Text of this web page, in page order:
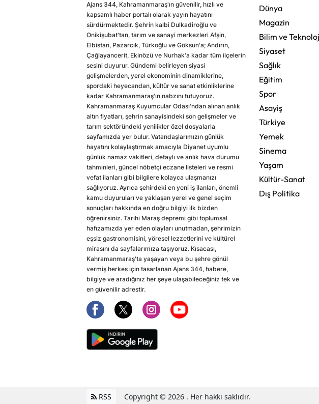
Ajans 344, Kahramanmaraş'ın güvenilir, hızlı ve
kapsamlı haber portalı olarak yayın hayatını
sürdürmektedir. Şehrin kalbi Dulkadiroğlu ve
Onikişubat'tan, tarım ve sanayi merkezleri Afşin,
Elbistan, Pazarcık, Türkoğlu ve Göksun'a; Andırın,
Çağlayancerit, Ekinözü ve Nurhak'a kadar tüm ilçelerin
sesini duyurur. Gündemi belirleyen siyasi
gelişmelerden, yerel ekonominin dinamiklerine,
spordaki heyecandan, kültür ve sanat etkinliklerine
kadar Kahramanmaraş'ın nabzını tutuyoruz.
Kahramanmaraş Kuyumcular Odası'ndan alınan anlık
altın fiyatları, şehrin sanayisindeki son gelişmeler ve
tarım sektöründeki yenilikler özel dosyalarla
sayfamızda yer bulur. Vatandaşlarımızın günlük
hayatını kolaylaştırmak amacıyla Diyanet uyumlu
günlük namaz vakitleri, detaylı ve anlık hava durumu
tahminleri, güncel nöbetçi eczane listeleri ve resmi
vefat ilanları gibi bilgilere kolayca ulaşmanızı
sağlıyoruz. Ayrıca şehirdeki en yeni iş ilanları, önemli
kamu duyuruları ve yaklaşan yerel ve genel seçim
sonuçları hakkında en doğru bilgiyi ilk bizden
öğrenirsiniz. Tarihi Maraş depremi gibi toplumsal
hafızamızda yer eden olayları unutmadan, şehrimizin
eşsiz gastronomisini, yöresel lezzetlerini ve kültürel
mirasını da sayfalarımıza taşıyoruz. Kısacası,
Kahramanmaraş'ta yaşayan veya bu şehre gönül
vermiş herkes için tasarlanan Ajans 344, habere,
bilgiye ve aradığınız her şeye ulaşabileceğiniz tek ve
en güvenilir adrestir.
Dünya
Magazin
Bilim ve
Siyaset
Sağlık
Eğitim
Spor
Asayiş
Türkiye
Yemek
Sinema
Yaşam
Kültür-Sanat
Dış Politika
RSS Copyright © 2026 . Her hakkı saklıdır.